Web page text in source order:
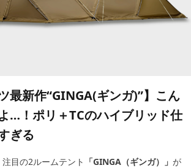
最新作“GINGA(ギンガ)”】こん
…！ポリ＋TCのハイブリッド仕
ぎる
目の2ルームテント 「GINGA（ギンガ）」 が